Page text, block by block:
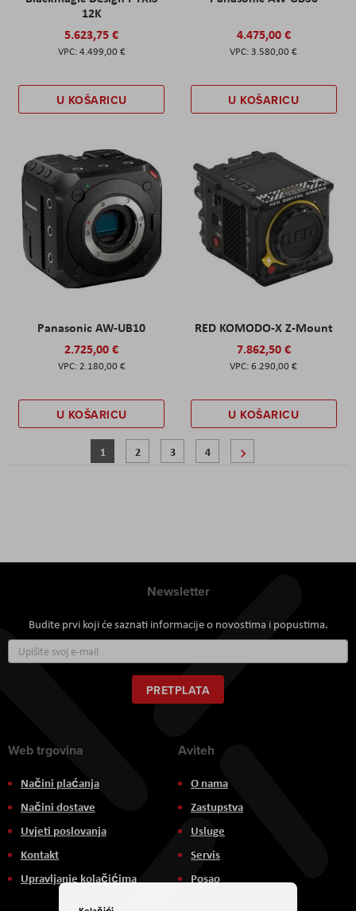
12K
5.623,75 €
4.499,00 €
U KOŠARICU
4.475,00 €
3.580,00 €
U KOŠARICU
Panasonic AW-UB10
2.725,00 €
2.180,00 €
U KOŠARICU
RED KOMODO-X Z-Mount
7.862,50 €
6.290,00 €
U KOŠARICU
Stranica
Trenutno pregledavate stranicu
1 Stranica
2 Stranica
3 Stranica
4
Newsletter
Budite prvi koji će saznati informacije o novostima i popustima.
se
za
naš
newsletter:
PRETPLATA
Web trgovina
Načini plaćanja
Načini dostave
Uvjeti poslovanja
Kontakt
Upravljanje kolačićima
Aviteh
O nama
Zastupstva
Usluge
Servis
Posao